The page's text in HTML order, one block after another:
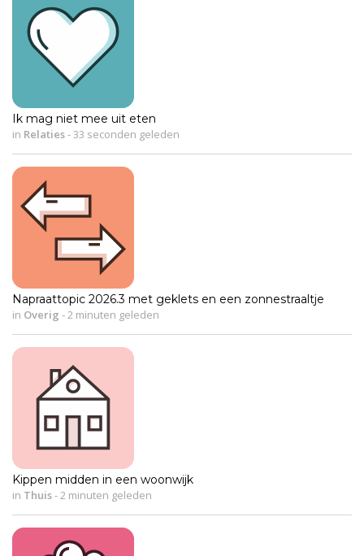
Ik mag niet mee uit eten
in Relaties- 33 seconden geleden
Napraattopic 2026.3 met geklets en een zonnestraaltje
in Overig - 2 minuten geleden
Kippen midden in een woonwijk
in Thuis- 2 minuten geleden